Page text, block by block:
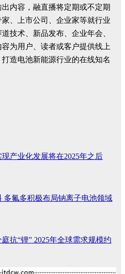
内容，融直播将定期或不定期
、上市公司、企业家等就行业
技术、新品发布、企业年会、
为用户、读者或客户提供线上
造电池新能源行业的在线知名
产业化发展将在2025年之后
多氟多积极布局钠离子电池领域
抗“锂” 2025年全球需求规模约